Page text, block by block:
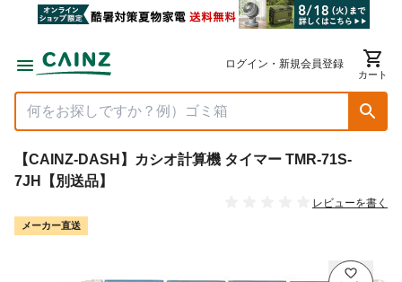
ログイン・新規会員登録
カート
【CAINZ-DASH】カシオ計算機 タイマー TMR-71S-
7JH【別送品】
レビューを書く
メーカー直送